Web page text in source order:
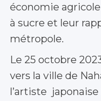
économie
à sucre et leur
métropole.
Le 25 octobre
vers la ville de
l’artiste